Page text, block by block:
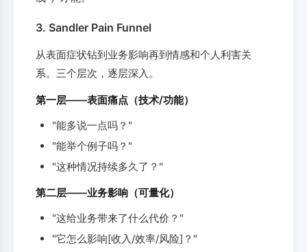
3. Sandler Pain Funnel
从表面症状钻到业务影响再到情感和个人利害关
系。三个层次，逐层深入。
第一层——表面痛点（技术/功能）
"能多说一点吗？"
"能举个例子吗？"
"这种情况持续多久了？"
第二层——业务影响（可量化）
"这给业务带来了什么代价？"
"它怎么影响[收入/效率/风险]？"